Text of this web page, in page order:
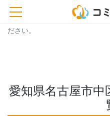
toggle navigation
※開催予定のイベントが中止・
す。おでかけ、またはお申込
ださい。
愛知県名古屋市